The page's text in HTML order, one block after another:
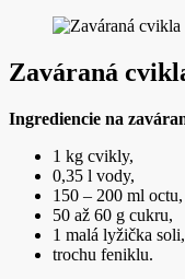
Zaváraná
Ingrediencie na
1 kg cvikly,
0,35 l vody,
150 – 200 ml octu,
50 až 60 g cukru,
1 malá lyžička soli,
trochu feniklu.